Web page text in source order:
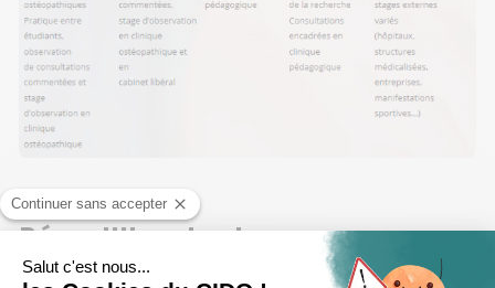
Répartition des types
d’enseignement par année de